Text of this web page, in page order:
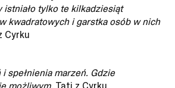
istniało tylko te kilkadziesiąt
kwadratowych i garstka osób w nich
Cyrku
spełnienia marzeń. Gdzie